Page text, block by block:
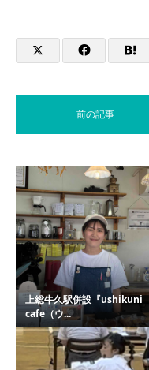
前の記事
上総牛久駅併設『ushikuni
cafe（ウ...